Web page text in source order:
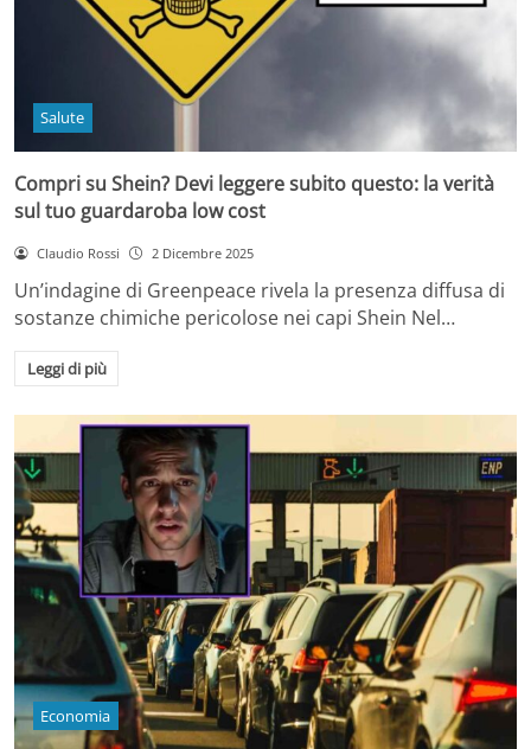
Salute
Compri su Shein? Devi leggere subito questo: la verità
sul tuo guardaroba low cost
Claudio Rossi 2 Dicembre 2025
Un’indagine di Greenpeace rivela la presenza diffusa di
sostanze chimiche pericolose nei capi Shein Nel…
Leggi di più
Economia